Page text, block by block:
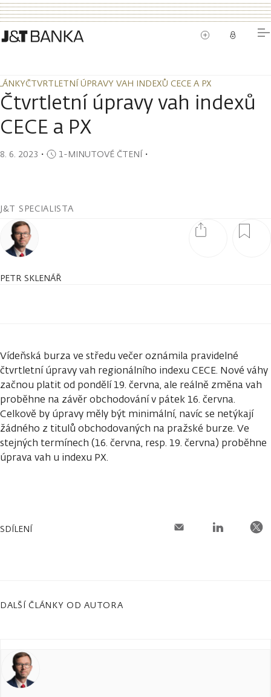
ČTVRTLETNÍ ÚPRAVY VAH INDEXŮ CECE A PX
ČTVRTLETNÍ ÚPRAVY VAH INDEXŮ CECE A PX
Čtvrtletní úpravy vah indexů
CECE a PX
8. 6. 2023 ・ 1-MINUTOVÉ ČTENÍ・
J&T SPECIALISTA
PETR SKLENÁŘ
Vídeňská burza ve středu večer oznámila pravidelné
čtvrtletní úpravy vah regionálního indexu CECE. Nové váhy
začnou platit od pondělí 19. června, ale reálně změna vah
proběhne na závěr obchodování v pátek 16. června.
Celkově by úpravy měly být minimální, navíc se netýkají
žádného z titulů obchodovaných na pražské burze. Ve
stejných termínech (16. června, resp. 19. června) proběhne
úprava vah u indexu PX.
SDÍLENÍ
DALŠÍ ČLÁNKY OD AUTORA